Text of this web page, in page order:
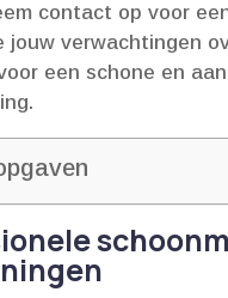
contact op voor
jouw verwachtingen
een schone en